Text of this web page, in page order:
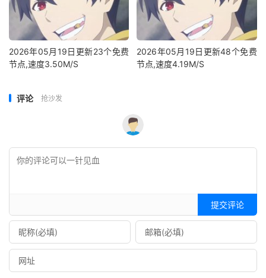
2026年05月19日更新23个免费
节点,速度3.50M/S
2026年05月19日更新48个免费
节点,速度4.19M/S
评论 抢沙发
提交评论